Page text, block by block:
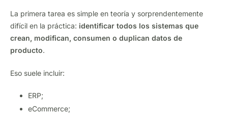
La primera tarea es simple en teoría y sorprendentemente
difícil en la práctica: identificar todos los sistemas que
crean, modifican, consumen o duplican datos de
producto.
Eso suele incluir:
ERP;
eCommerce;